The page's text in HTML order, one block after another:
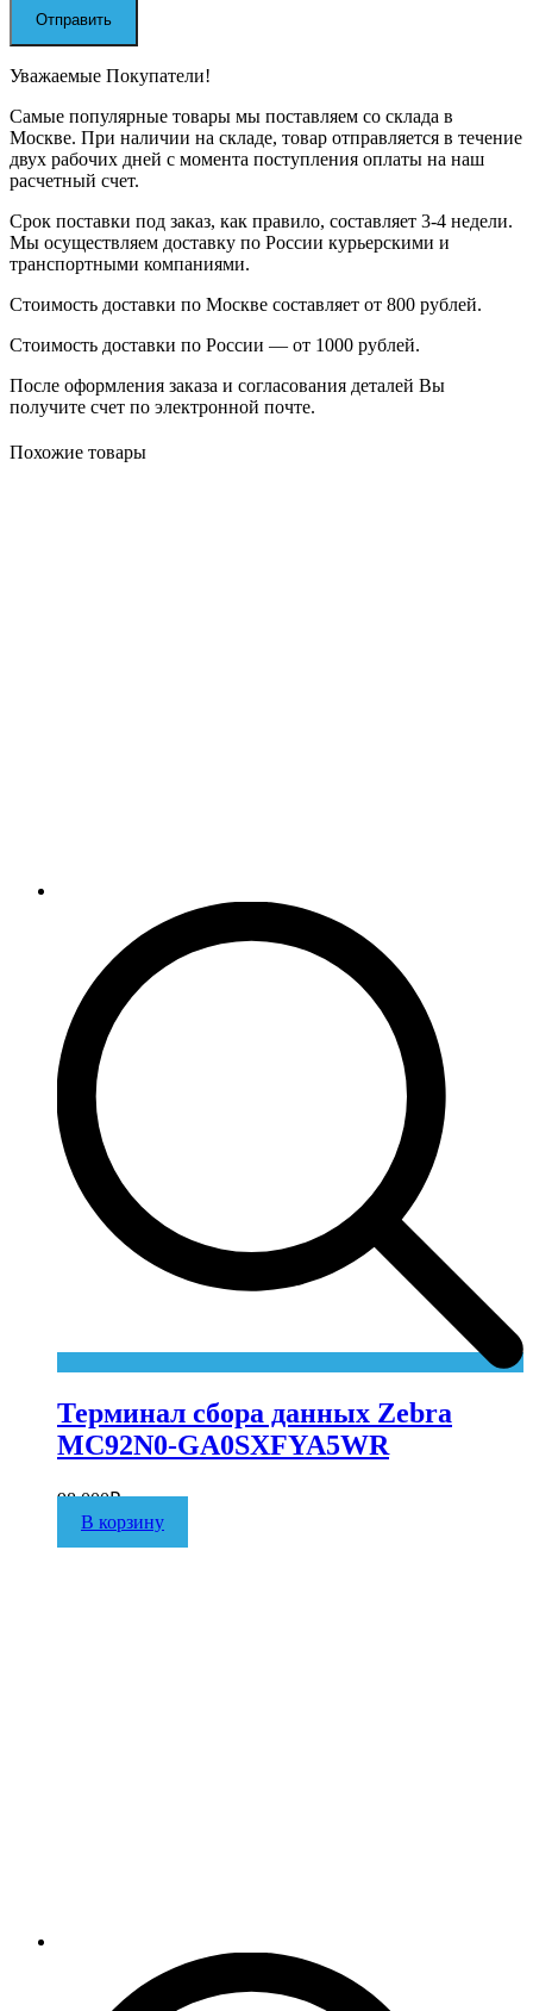
Уважаемые Покупатели!
Самые популярные товары мы поставляем со склада в
Москве. При наличии на складе, товар отправляется в течение
двух рабочих дней с момента поступления оплаты на наш
расчетный счет.
Срок поставки под заказ, как правило, составляет 3-4 недели.
Мы осуществляем доставку по России курьерскими и
транспортными компаниями.
Стоимость доставки по Москве составляет от 800 рублей.
Стоимость доставки по России — от 1000 рублей.
После оформления заказа и согласования деталей Вы
получите счет по электронной почте.
Похожие товары
Терминал сбора данных Zebra
MC92N0-GA0SXFYA5WR
98 000₽
В корзину